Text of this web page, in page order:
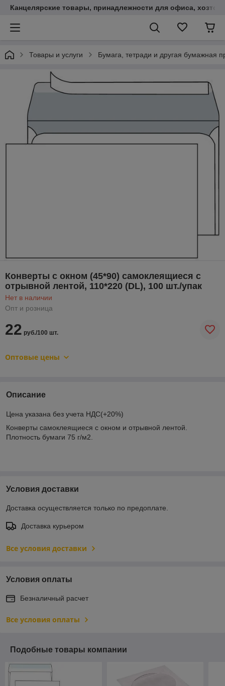
Канцелярские товары, принадлежности для офиса,
Товары и услуги Бумага, тетради и другая бумажная
Конверты с окном (45*90) самоклеящиеся с
отрывной лентой, 110*220 (DL), 100 шт./упак
Нет в наличии
Опт и розница
22 руб./100 шт.
Оптовые цены
Описание
Цена указана без учета НДС(+20%)
Конверты самоклеящиеся с окном и отрывной лентой.
Плотность бумаги 75 г/м2.
Условия доставки
Доставка осуществляется только по предоплате.
Доставка курьером
Все условия доставки
Условия оплаты
Безналичный расчет
Все условия оплаты
Подобные товары компании